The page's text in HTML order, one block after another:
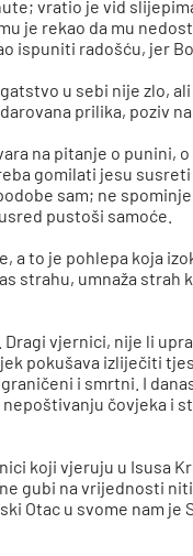
vratio je vid
je rekao da mu
ispuniti radošću, jer
u sebi nije zlo,
prilika, poziv
na pitanje o punini,
gomilati jesu
sam; ne
pustoši samoće.
a to je pohlepa koja
strahu, umnaža strah
vjernici, nije li
pokušava izliječiti
i smrtni. I
čovjeka i
koji vjeruju u Isusa
gubi na vrijednosti
Otac u svome nam je